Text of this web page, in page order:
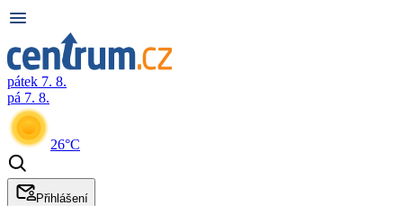
pátek 7. 8.
pá 7. 8.
26°C
Přihlášení